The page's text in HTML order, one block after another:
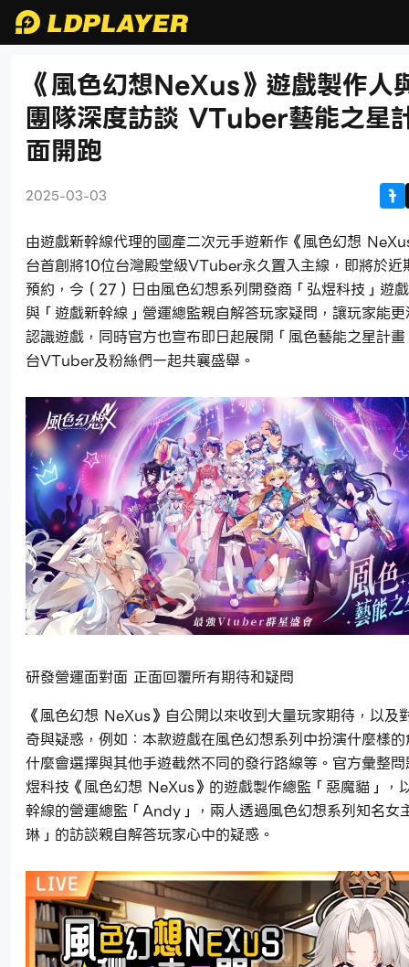
《風色幻想NeXus》遊戲製作人
團隊深度訪談 VTuber藝能之星
面開跑
2025-03-03
由遊戲新幹線代理的國產二次元手遊新作《風色幻想
台首創將10位台灣殿堂級VTuber永久置入主線，即將於近
預約，今（27）日由風色幻想系列開發商「弘煜科技」遊
與「遊戲新幹線」營運總監親自解答玩家疑問，讓玩家能
認識遊戲，同時官方也宣布即日起展開「風色藝能之星計
台VTuber及粉絲們一起共襄盛舉。
研發營運面對面 正面回覆所有期待和疑問
《風色幻想 NeXus》自公開以來收到大量玩家期待，以及
奇與疑惑，例如：本款遊戲在風色幻想系列中扮演什麼樣
什麼會選擇與其他手遊截然不同的發行路線等。官方彙整
煜科技《風色幻想 NeXus》的遊戲製作總監「惡魔貓」，
幹線的營運總監「Andy」，兩人透過風色幻想系列知名女
琳」的訪談親自解答玩家心中的疑惑。